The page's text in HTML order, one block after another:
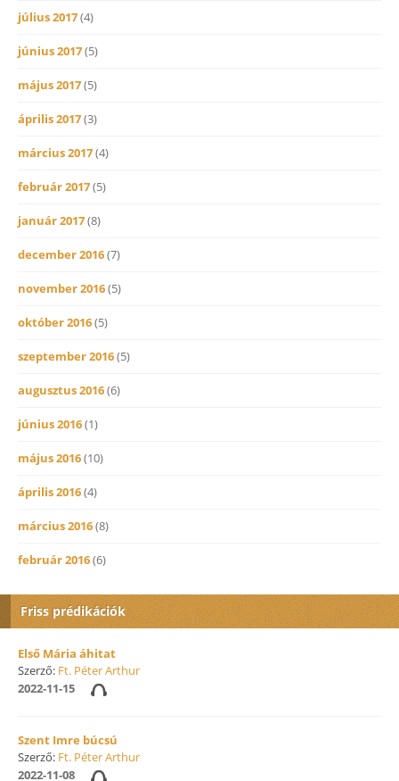
július 2017(4)
június 2017(5)
május 2017(5)
április 2017(3)
március 2017(4)
február 2017(5)
január 2017(8)
december 2016(7)
november 2016(5)
október 2016(5)
szeptember 2016(5)
augusztus 2016(6)
június 2016(1)
május 2016(10)
április 2016(4)
március 2016(8)
február 2016(6)
Friss prédikációk
Első Mária áhitat
Szerző: Ft. Péter Arthur
2022-11-15
Szent Imre búcsú
Szerző: Ft. Péter Arthur
2022-11-08